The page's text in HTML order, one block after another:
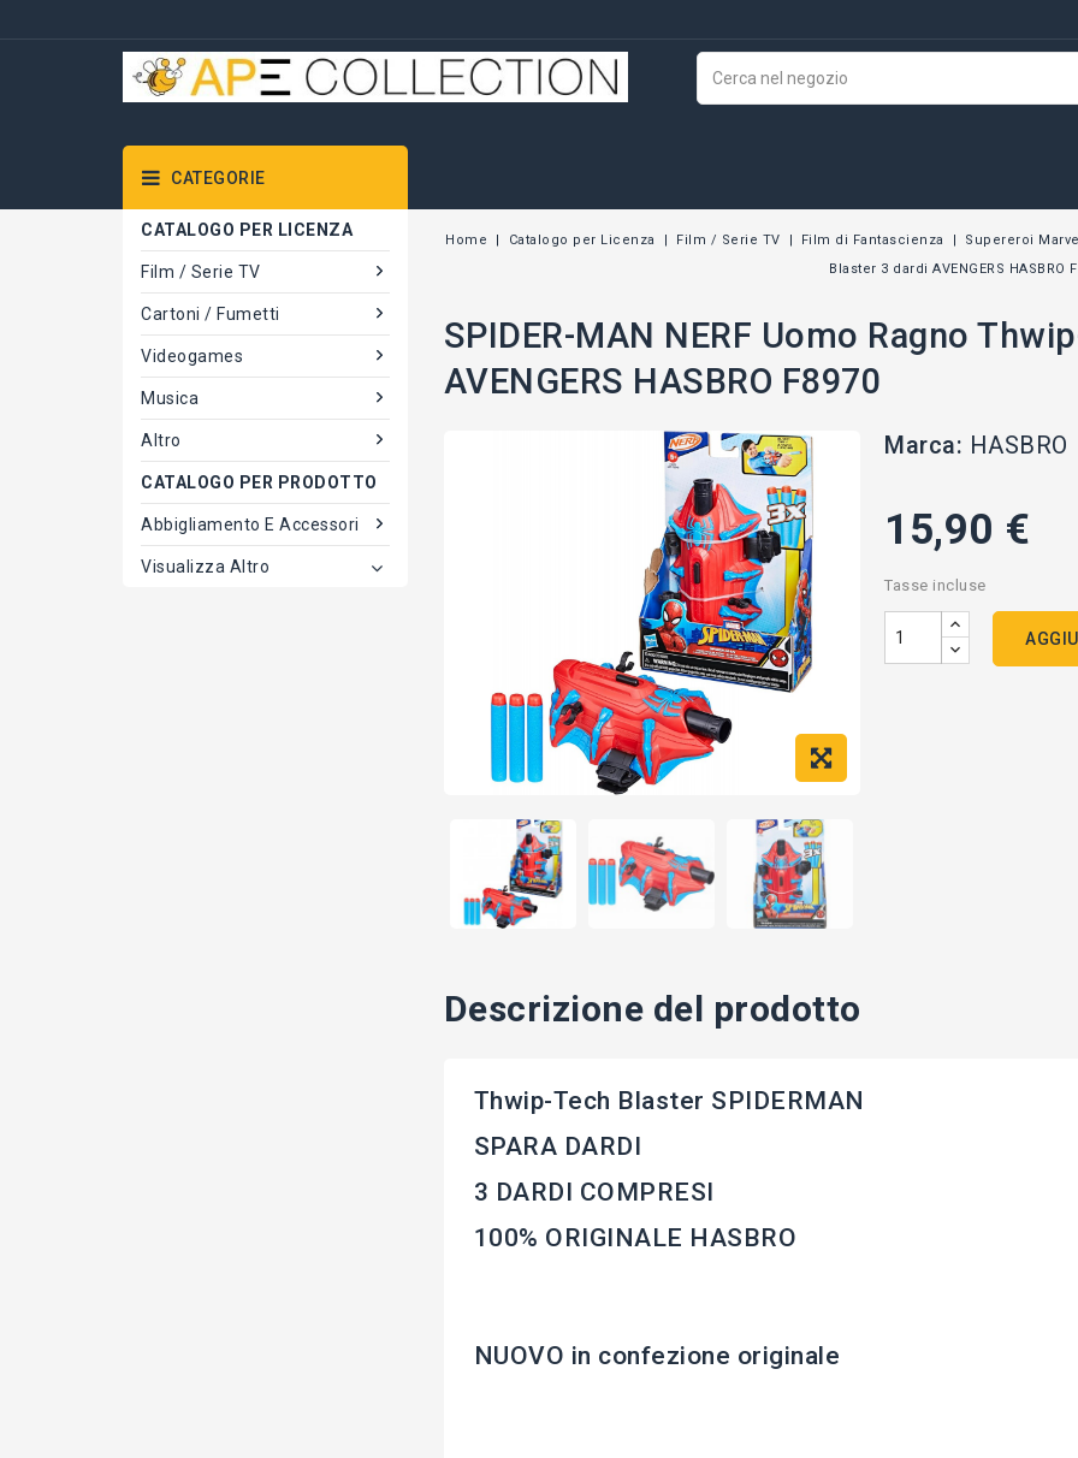
CATEGORIE
CATALOGO PER LICENZA
Film / Serie TV
Cartoni / Fumetti
Videogames
Musica
Altro
CATALOGO PER PRODOTTO
Abbigliamento E Accessori
Visualizza Altro
Home Catalogo per Licenza Film / Serie TV Film di Fantascienza Supereroi
Blaster 3 dardi AVENGERS HASBRO
SPIDER-MAN NERF Uomo Ragno
AVENGERS HASBRO F8970
Marca: HASBRO
15,90 €
Tasse incluse
Descrizione del prodotto
Thwip-Tech Blaster SPIDERMAN
SPARA DARDI
3 DARDI COMPRESI
100% ORIGINALE HASBRO
NUOVO in confezione originale